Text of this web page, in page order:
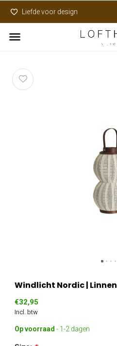
Liefde voor design
Windlicht Nordic | Linnen
€32,95
Incl. btw
Op voorraad - 1-2 dagen